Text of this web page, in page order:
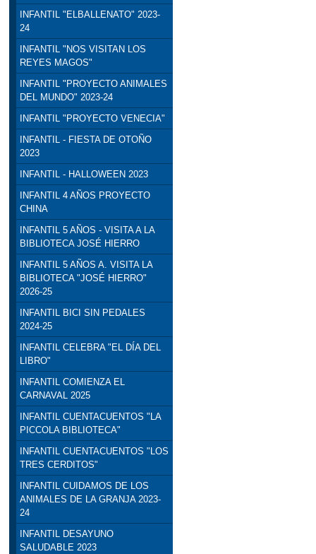
INFANTIL "ELBALLENATO" 2023-
24
INFANTIL "NOS VISITAN LOS
REYES MAGOS"
INFANTIL "PROYECTO ANIMALES
DEL MUNDO" 2023-24
INFANTIL "PROYECTO VENECIA"
INFANTIL - FIESTA DE OTOÑO
2023
INFANTIL - HALLOWEEN 2023
INFANTIL 4 AÑOS PROYECTO
CHINA
INFANTIL 5 AÑOS - VISITA A LA
BIBLIOTECA JOSÉ HIERRO
INFANTIL 5 AÑOS A. VISITA LA
BIBLIOTECA "JOSÉ HIERRO"
2026-25
INFANTIL BICI SIN PEDALES
2024-25
INFANTIL CELEBRA "EL DÍA DEL
LIBRO"
INFANTIL COMIENZA EL
CARNAVAL 2025
INFANTIL CUENTACUENTOS "LA
PICCOLA BIBLIOTECA"
INFANTIL CUENTACUENTOS "LOS
TRES CERDITOS"
INFANTIL CUIDAMOS DE LOS
ANIMALES DE LA GRANJA 2023-
24
INFANTIL DESAYUNO
SALUDABLE 2023